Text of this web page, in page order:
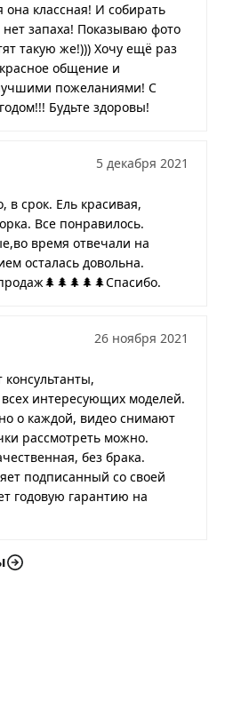
она классная! И собирать
запаха! Показываю фото
такую же!))) Хочу ещё раз
общение и
пожеланиями! С
Будьте здоровы!
5 декабря 2021
в срок. Ель красивая,
Все понравилось.
время отвечали на
осталась довольна.
26 ноября 2021
интересующих моделей.
о каждой, видео снимают
рассмотреть можно.
без брака.
подписанный со своей
годовую гарантию на